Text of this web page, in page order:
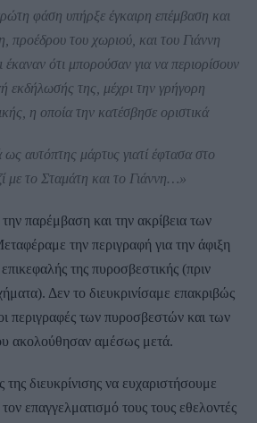
φάση υπήρξε έγκαιρη επέμβαση και
προέδρου του χωριού, και του Γιάννη
ότι μπορούσαν για να περιορίσουν
εκδήλωσής της, μέχρι την γρήγορη
η οποία την κατέσβησε οριστικά
αυτόπτης μάρτυς γιατί έφτασα στο
με το Σταμάτη και το Γιάννη…»
παρέμβαση και την ακρίβεια των
την περιγραφή για την άφιξη
της πυροσβεστικής (πριν
Δεν το διευκρινίσαμε επακριβώς
περιγραφές των πυροσβεστών και των
ακολούθησαν αμέσως μετά.
της διευκρίνισης να ευχαριστήσουμε
επαγγελματισμό τους τους εθελοντές